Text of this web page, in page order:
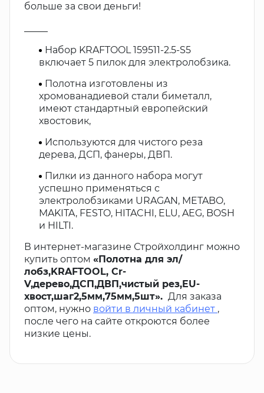
больше за свои деньги!
Набор KRAFTOOL 159511-2.5-S5
включает 5 пилок для электролобзика.
Полотна изготовлены из
хромованадиевой стали биметалл,
имеют стандартный европейский
хвостовик,
Используются для чистого реза
дерева, ДСП, фанеры, ДВП.
Пилки из данного набора могут
успешно применяться с
электролобзиками URAGAN, METABO,
MAKITA, FESTO, HITACHI, ELU, AEG, BOSH
и HILTI.
В интернет-магазине Стройхолдинг можно
купить оптом «Полотна для эл/
лобз,KRAFTOOL, Cr-
V,дерево,ДСП,ДВП,чистый рез,EU-
хвост,шаг2,5мм,75мм,5шт». Для заказа
оптом, нужно войти в личный кабинет ,
после чего на сайте откроются более
низкие цены.